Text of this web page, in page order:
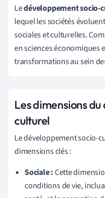
Ledéveloppement socio-
lequel les sociétés
sociales et culturelles.
en sciences économiques
transformations au sein
Les dimensions
culturel
Le développement socio-
dimensions clés :
Sociale :Cette
conditions de vie,